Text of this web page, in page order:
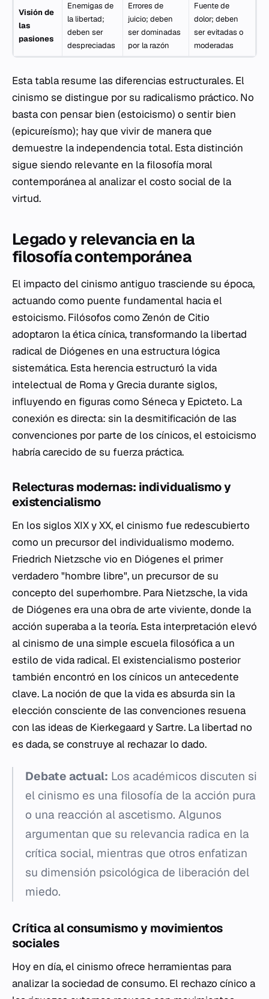
Visión de
las
pasiones
Enemigas de
la libertad;
deben ser
despreciadas
Errores de
juicio; deben
ser dominadas
por la razón
Fuente de
dolor; deben
ser evitadas o
moderadas
Esta tabla resume las diferencias estructurales. El
cinismo se distingue por su radicalismo práctico. No
basta con pensar bien (estoicismo) o sentir bien
(epicureísmo); hay que vivir de manera que
demuestre la independencia total. Esta distinción
sigue siendo relevante en la filosofía moral
contemporánea al analizar el costo social de la
virtud.
Legado y relevancia en la
filosofía contemporánea
El impacto del cinismo antiguo trasciende su época,
actuando como puente fundamental hacia el
estoicismo. Filósofos como Zenón de Citio
adoptaron la ética cínica, transformando la libertad
radical de Diógenes en una estructura lógica
sistemática. Esta herencia estructuró la vida
intelectual de Roma y Grecia durante siglos,
influyendo en figuras como Séneca y Epicteto. La
conexión es directa: sin la desmitificación de las
convenciones por parte de los cínicos, el estoicismo
habría carecido de su fuerza práctica.
Relecturas modernas: individualismo y
existencialismo
En los siglos XIX y XX, el cinismo fue redescubierto
como un precursor del individualismo moderno.
Friedrich Nietzsche vio en Diógenes el primer
verdadero "hombre libre", un precursor de su
concepto del superhombre. Para Nietzsche, la vida
de Diógenes era una obra de arte viviente, donde la
acción superaba a la teoría. Esta interpretación elevó
al cinismo de una simple escuela filosófica a un
estilo de vida radical. El existencialismo posterior
también encontró en los cínicos un antecedente
clave. La noción de que la vida es absurda sin la
elección consciente de las convenciones resuena
con las ideas de Kierkegaard y Sartre. La libertad no
es dada, se construye al rechazar lo dado.
Debate actual: Los académicos discuten si
el cinismo es una filosofía de la acción pura
o una reacción al ascetismo. Algunos
argumentan que su relevancia radica en la
crítica social, mientras que otros enfatizan
su dimensión psicológica de liberación del
miedo.
Crítica al consumismo y movimientos
sociales
Hoy en día, el cinismo ofrece herramientas para
analizar la sociedad de consumo. El rechazo cínico a